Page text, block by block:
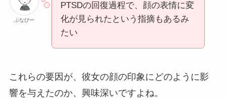
ぶなぴー
PTSDの回復過程で、顔の表情に変
化が見られたという指摘もあるみ
たい
これらの要因が、彼女の顔の印象にどのように影
響を与えたのか、興味深いですよね。